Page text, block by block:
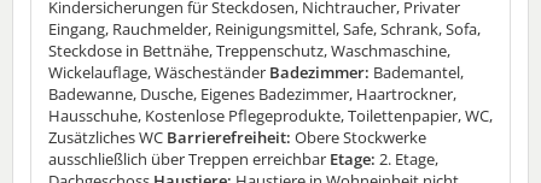
Kindersicherungen für Steckdosen, Nichtraucher, Privater
Eingang, Rauchmelder, Reinigungsmittel, Safe, Schrank, Sofa,
Steckdose in Bettnähe, Treppenschutz, Waschmaschine,
Wickelauflage, Wäscheständer Badezimmer: Bademantel,
Badewanne, Dusche, Eigenes Badezimmer, Haartrockner,
Hausschuhe, Kostenlose Pflegeprodukte, Toilettenpapier, WC,
Zusätzliches WC Barrierefreiheit: Obere Stockwerke
ausschließlich über Treppen erreichbar Etage: 2. Etage,